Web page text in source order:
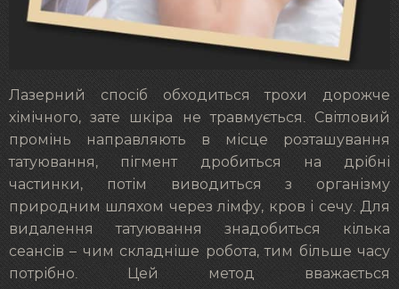
Лазерний спосіб обходиться трохи дорожче
хімічного, зате шкіра не травмується. Світловий
промінь направляють в місце розташування
татуювання, пігмент дробиться на дрібні
частинки, потім виводиться з організму
природним шляхом через лімфу, кров і сечу. Для
видалення татуювання знадобиться кілька
сеансів – чим складніше робота, тим більше часу
потрібно. Цей метод вважається